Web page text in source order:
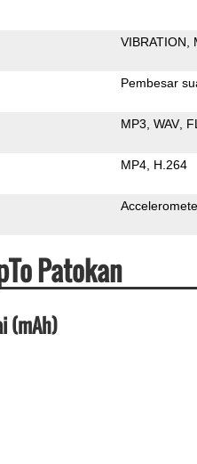
VIBRATION
Pembesar
MP3 WAV
MP4 H.264
Patokan
(mAh)